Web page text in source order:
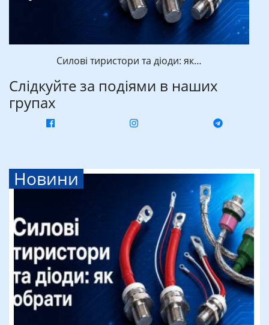
Силові тиристори та діоди: як…
Слідкуйте за подіями в наших
групах
Новини